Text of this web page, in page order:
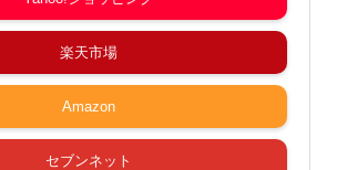
楽天市場
Amazon
セブンネット